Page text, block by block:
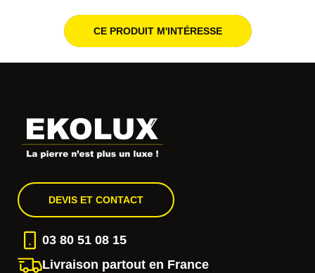
CE PRODUIT M'INTÉRESSE
DEVIS ET CONTACT
03 80 51 08 15
Livraison partout en France